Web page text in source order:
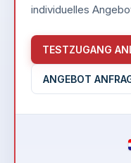
individuelles
TESTZUGANG
ANGEBOT